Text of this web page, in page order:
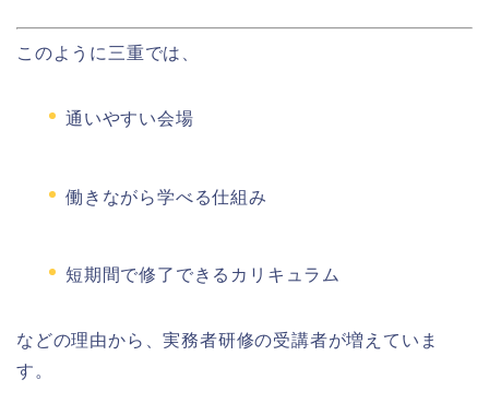
このように三重では、
通いやすい会場
働きながら学べる仕組み
短期間で修了できるカリキュラム
などの理由から、実務者研修の受講者が増えていま
す。